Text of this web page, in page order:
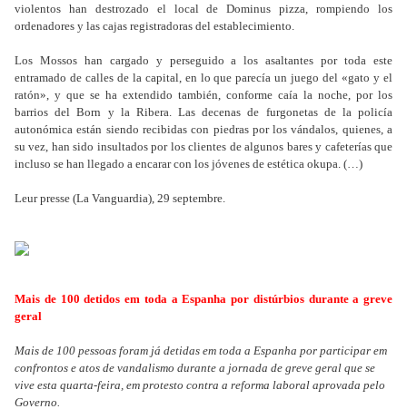
violentos han destrozado el local de Dominus pizza, rompiendo los
ordenadores y las cajas registradoras del establecimiento.
Los Mossos han cargado y perseguido a los asaltantes por toda este
entramado de calles de la capital, en lo que parecía un juego del «gato y el
ratón», y que se ha extendido también, conforme caía la noche, por los
barrios del Born y la Ribera. Las decenas de furgonetas de la policía
autonómica están siendo recibidas con piedras por los vándalos, quienes, a
su vez, han sido insultados por los clientes de algunos bares y cafeterías que
incluso se han llegado a encarar con los jóvenes de estética okupa. (…)
Leur presse (La Vanguardia), 29 septembre.
Mais de 100 detidos em toda a Espanha por distúrbios durante a greve
geral
Mais de 100 pessoas foram já detidas em toda a Espanha por participar em
confrontos e atos de vandalismo durante a jornada de greve geral que se
vive esta quarta-feira, em protesto contra a reforma laboral aprovada pelo
Governo.